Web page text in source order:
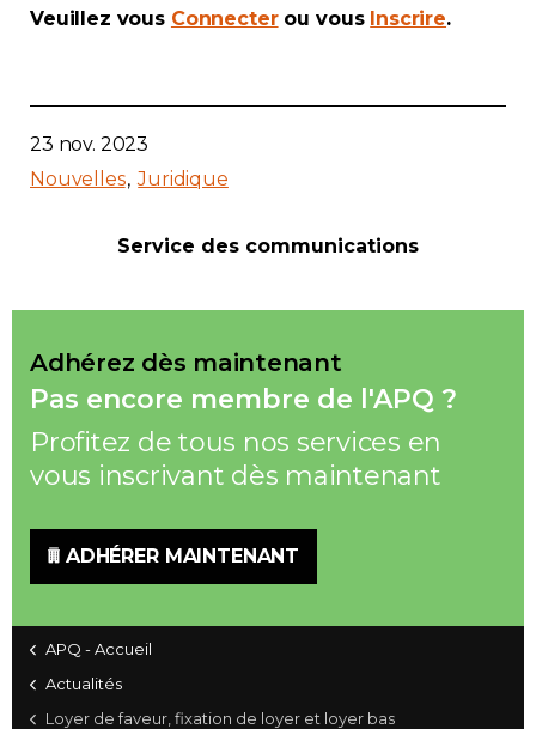
Veuillez vous Connecterou vous Inscrire.
23 nov. 2023
Nouvelles Juridique
Service des communications
Adhérez dès maintenant
Pas encore membre de l'APQ ?
Profitez de tous nos services en
vous inscrivant dès maintenant
ADHÉRER MAINTENANT
APQ - Accueil
Actualités
Loyer de faveur, fixation de loyer et loyer bas